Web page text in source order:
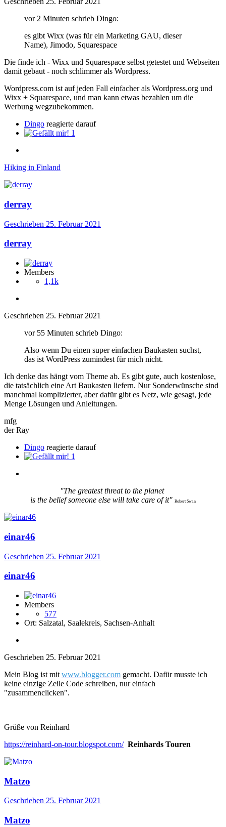
vor 2 Minuten schrieb Dingo:
es gibt Wixx (was für ein Marketing GAU, dieser
Name), Jimodo, Squarespace
Die finde ich - Wixx und Squarespace selbst getestet und Webseiten
damit gebaut - noch schlimmer als Wordpress.
Wordpress.com ist auf jeden Fall einfacher als Wordpress.org und
Wixx + Squarespace, und man kann etwas bezahlen um die
Werbung wegzubekommen.
Dingo reagierte darauf
1
Hiking in Finland
derray
Geschrieben 25. Februar 2021
derray
Members
1,1k
Geschrieben 25. Februar 2021
vor 55 Minuten schrieb Dingo:
Also wenn Du einen super einfachen Baukasten suchst,
das ist WordPress zumindest für mich nicht.
Ich denke das hängt vom Theme ab. Es gibt gute, auch kostenlose,
die tatsächlich eine Art Baukasten liefern. Nur Sonderwünsche sind
manchmal komplizierter, aber dafür gibt es Netz, wie gesagt, jede
Menge Lösungen und Anleitungen.
mfg
der Ray
Dingo reagierte darauf
1
"The greatest threat to the planet
is the belief someone else will take care of it" Robert Swan
einar46
Geschrieben 25. Februar 2021
einar46
Members
577
Ort: Salzatal, Saalekreis, Sachsen-Anhalt
Geschrieben 25. Februar 2021
Mein Blog ist mit www.blogger.com gemacht. Dafür musste ich
keine einzige Zeile Code schreiben, nur einfach
"zusammenclicken".
Grüße von Reinhard
https://reinhard-on-tour.blogspot.com/ Reinhards Touren
Matzo
Geschrieben 25. Februar 2021
Matzo